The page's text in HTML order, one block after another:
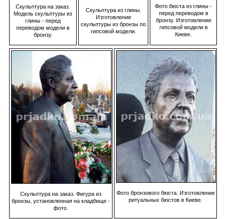
Скульптура на заказ.
Модель скульптуры из
глины - перед
переводом модели в
бронзу.
Скульптура из глины.
Изготовление
скульптуры из бронзы по
гипсовой модели.
Фото бюста из глины -
перед переводом в
бронзу. Изготовление
гипсовой модели в
Киеве.
Скульптура на заказ. Фигура из
бронзы, установленная на кладбище -
фото.
Фото бронзового бюста. Изготовление
ритуальных бюстов в Киеве.